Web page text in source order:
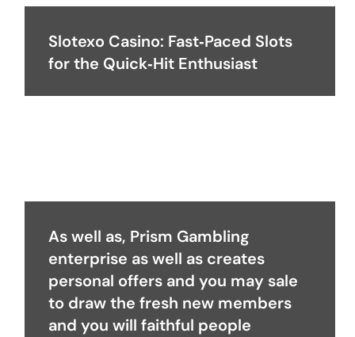
Slotexo Casino: Fast‑Paced Slots
for the Quick‑Hit Enthusiast
As well as, Prism Gambling
enterprise as well as creates
personal offers and you may sale
to draw the fresh new members
and you will faithful people